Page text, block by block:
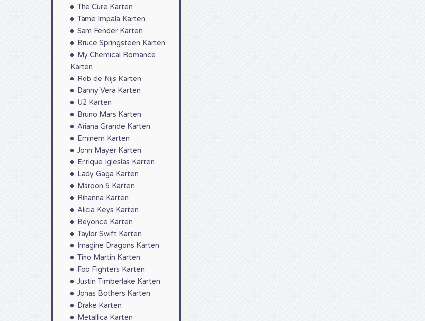
The Cure Karten
Tame Impala Karten
Sam Fender Karten
Bruce Springsteen Karten
My Chemical Romance
Karten
Rob de Nijs Karten
Danny Vera Karten
U2 Karten
Bruno Mars Karten
Ariana Grande Karten
Eminem Karten
John Mayer Karten
Enrique Iglesias Karten
Lady Gaga Karten
Maroon 5 Karten
Rihanna Karten
Alicia Keys Karten
Beyonce Karten
Taylor Swift Karten
Imagine Dragons Karten
Tino Martin Karten
Foo Fighters Karten
Justin Timberlake Karten
Jonas Bothers Karten
Drake Karten
Metallica Karten